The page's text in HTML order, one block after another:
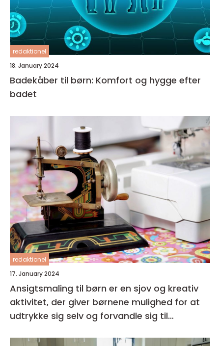
redaktionel
18. January 2024
Badekåber til børn: Komfort og hygge efter
badet
redaktionel
17. January 2024
Ansigtsmaling til børn er en sjov og kreativ
aktivitet, der giver børnene mulighed for at
udtrykke sig selv og forvandle sig til